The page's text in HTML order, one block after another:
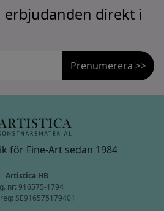
direkt i
Prenumerera >>
för Fine-Art sedan 1984
Artistica HB
nr: 916575-1794
SE916575179401